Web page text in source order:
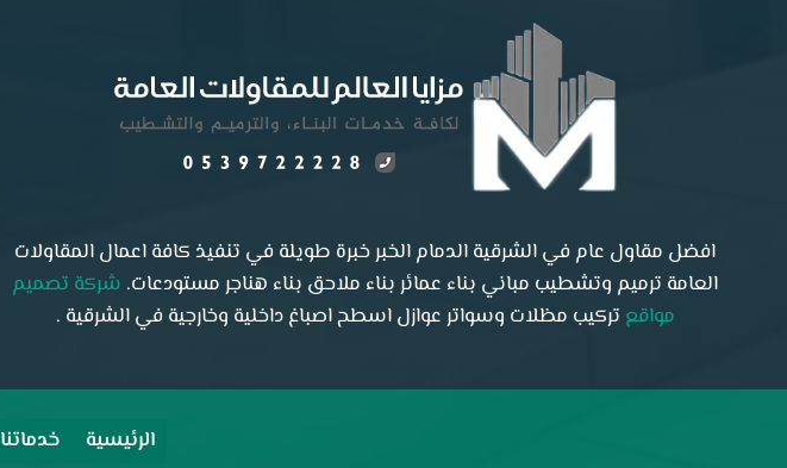
افضل مقاول عام في الشرقية الدمام الخبر خبرة طويلة في تنفيذ كافة اعمال المقاولات
العامة ترميم وتشطيب مباني بناء عمائر بناء ملاحق بناء هناجر مستودعات. شركة تصميم
مواقع تركيب مظلات وسواتر عوازل اسطح اصباغ داخلية وخارجية في الشرقية .
الرئيسية خدماتنا